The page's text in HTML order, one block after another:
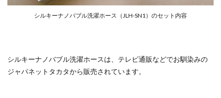
シルキーナノバブル洗濯ホース（JLH-SN1）のセット内容
シルキーナノバブル洗濯ホースは、テレビ通販などでお馴染みの
ジャパネットタカタから販売されています。